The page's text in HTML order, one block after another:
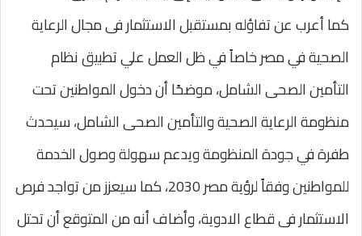
كما أعرب عن تفاؤله بمستقبل الاستثمار فى مجال الرعاية
الصحية في مصر خاصاً في ظل العمل علي تطبيق نظام
التأمين الصحى الشامل، موضحًا أن دخول المواطنين تحت
منظومة الرعاية الصحية والتأمين الصحى الشامل، سيحدث
طفرة في جودة المنظومة ويدعم سهولة وصول الخدمة
للمواطنين وفقاً لرؤية مصر 2030، كما سيعزز من تواجد فرص
الاستثمار فى قطاع الادوية، وأضاف أنه من المتوقع أن تحتل